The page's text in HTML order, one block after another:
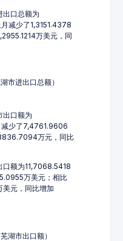
出口总额为
减少了1,3151.4378
万美元，同
市进出口总额）
出口额为
少了7,4761.9606
万元，同比
口额为11,7068.5418
万美元；相比
元，同比增加
湖市出口额）